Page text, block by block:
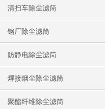
清扫车除尘滤筒
钢厂除尘滤筒
防静电除尘滤筒
焊接烟尘除尘滤筒
聚酯纤维除尘滤筒